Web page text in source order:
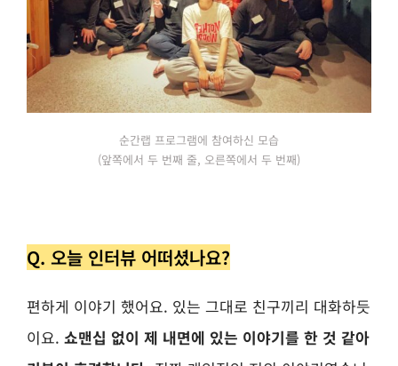
순간랩 프로그램에 참여하신 모습
(앞쪽에서 두 번째 줄, 오른쪽에서 두 번째)
Q. 오늘 인터뷰 어떠셨나요?
편하게 이야기 했어요. 있는 그대로 친구끼리 대화하듯
이요. 쇼맨십 없이 제 내면에 있는 이야기를 한 것 같아